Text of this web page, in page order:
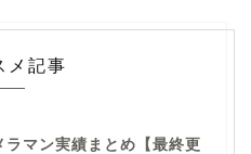
メ記事
ラマン実績まとめ【最終更